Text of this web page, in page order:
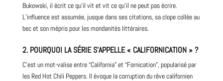
Bukowski, il écrit ce qu’il vit et vit ce qu’il ne peut pas écrire.
L’influence est assumée, jusque dans ses citations, sa clope collée au
bec et son mépris pour les mondanités littéraires.
2. POURQUOI LA SÉRIE S’APPELLE « CALIFORNICATION » ?
C’est un mot-valise entre “California” et “Fornication”, popularisé par
les Red HotChili Peppers. Il évoque la corruption du rêve californien